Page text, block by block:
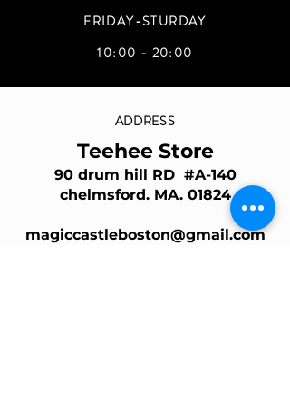
FRIDAY-STURDAY
10:00 - 20:00
ADDRESS
Teehee Store
90 drum hill RD #A-140
chelmsford. MA. 01824
magiccastleboston@gmail.com